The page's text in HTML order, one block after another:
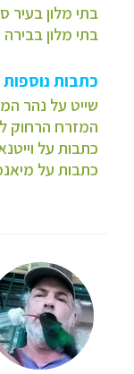
בתי מלון בעיר
בתי מלון בבירה
כתבות נוספות
שייט על נהר
המזרח הרחוק
כתבות על
כתבות על